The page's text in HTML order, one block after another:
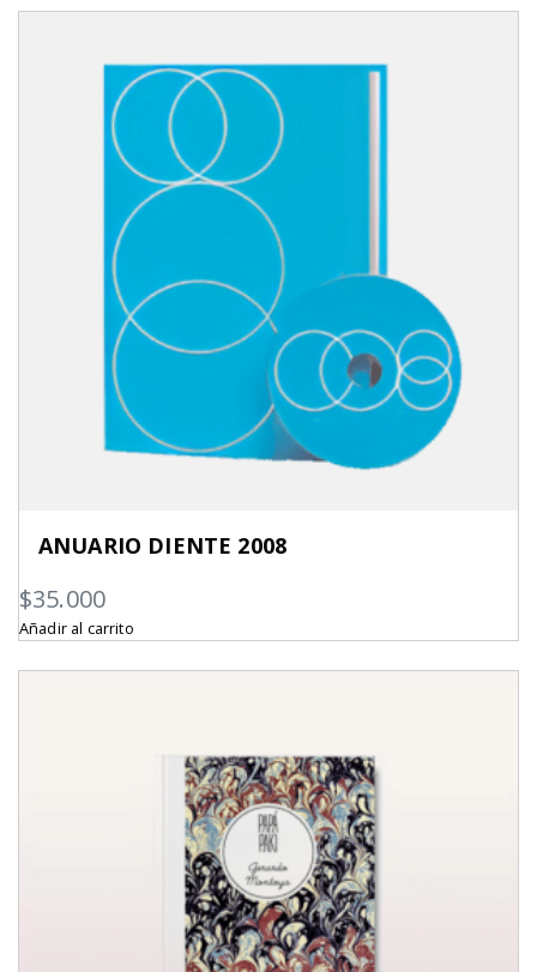
ANUARIO DIENTE 2008
$35.000
Añadir al carrito